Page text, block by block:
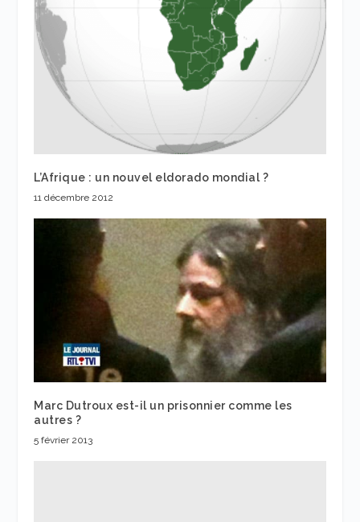
L’Afrique : un nouvel eldorado mondial ?
11 décembre 2012
Marc Dutroux est-il un prisonnier comme les
autres ?
5 février 2013